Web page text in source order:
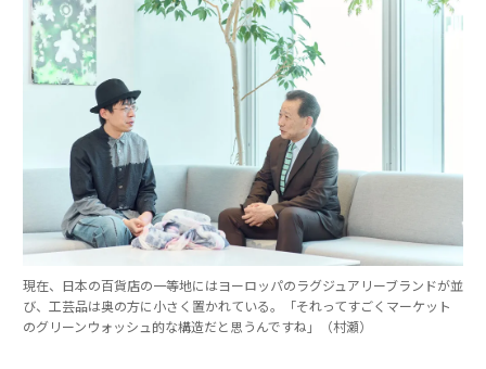
現在、日本の百貨店の一等地にはヨーロッパのラグジュアリーブランドが並
び、工芸品は奥の方に小さく置かれている。「それってすごくマーケット
のグリーンウォッシュ的な構造だと思うんですね」（村瀬）